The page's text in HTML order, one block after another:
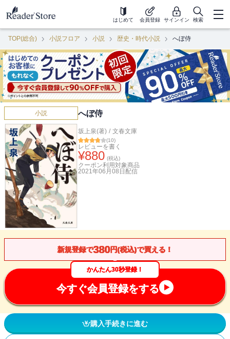
はじめて 会員登録 サインイン 検索
TOP(総合) 小説フロア 小説 歴史・時代小説 へぼ侍
小説 へぼ侍
坂上泉(著) / 文春文庫
(10)
レビューを書く
¥880 (税込)
クーポン利用対象商品
2021年06月08日 配信
新規登録で380円(税込)で買える！
かんたん30秒登録！
今すぐ会員登録をする
購入手続きに進む